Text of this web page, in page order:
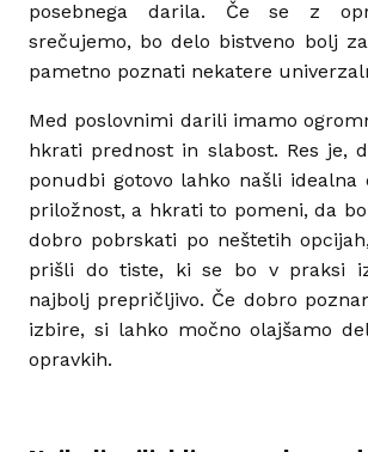
posebnega darila. Če se z
srečujemo, bo delo bistveno bolj
pametno poznati nekatere
Med poslovnimi darili imamo
hkrati prednost in slabost. Res je,
ponudbi gotovo lahko našli idealna
priložnost, a hkrati to pomeni, da
dobro pobrskati po neštetih
prišli do tiste, ki se bo v praksi
najbolj prepričljivo. Če dobro
izbire, si lahko močno olajšamo
opravkih.